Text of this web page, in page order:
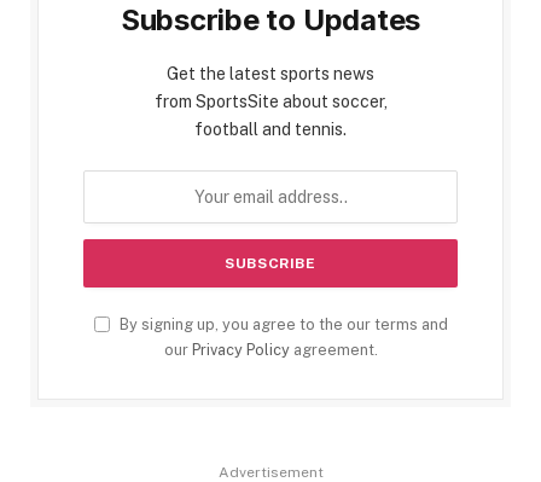
Subscribe to Updates
Get the latest sports news
from SportsSite about soccer,
football and tennis.
By signing up, you agree to the our terms and
our Privacy Policyagreement.
Advertisement